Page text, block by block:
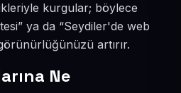
kurgular; böylece
ya da “Seydiler'de web
artırır.
Ne